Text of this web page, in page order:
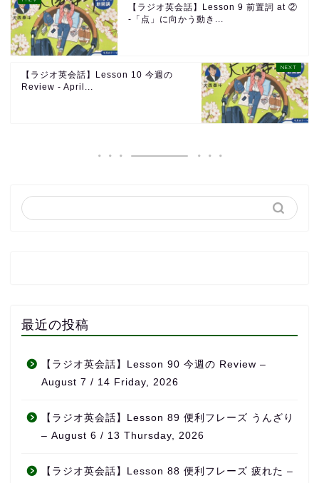
【ラジオ英会話】Lesson 9 前置詞 at ②
-「点」に向かう動き...
【ラジオ英会話】Lesson 10 今週の
Review - April...
最近の投稿
【ラジオ英会話】Lesson 90 今週の Review –
August 7 / 14 Friday, 2026
【ラジオ英会話】Lesson 89 便利フレーズ うんざり
– August 6 / 13 Thursday, 2026
【ラジオ英会話】Lesson 88 便利フレーズ 疲れた –